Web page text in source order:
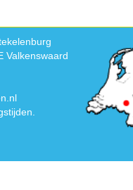
Valkenswaard